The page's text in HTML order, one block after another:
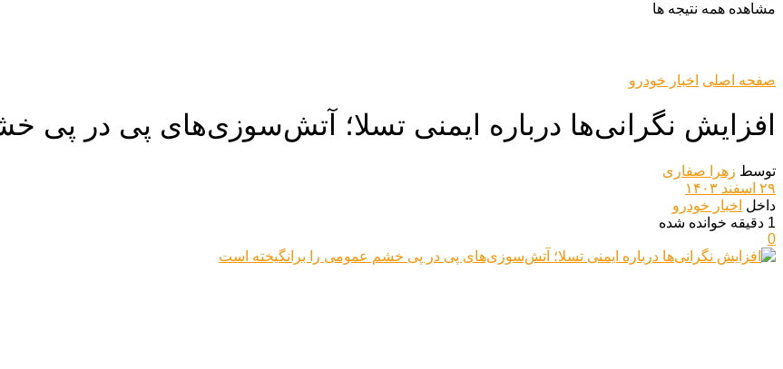
مشاهده همه نتیجه ها
صفحه اصلی اخبار خودرو
افزایش نگرانی‌ها درباره ایمنی تسلا؛ آتش‌سوزی‌های پی در پی
توسط زهرا صفاری
۲۹ اسفند ۱۴۰۳
داخل اخبار خودرو
1 دقیقه خوانده شده
0